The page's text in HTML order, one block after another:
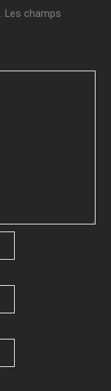
Les champs